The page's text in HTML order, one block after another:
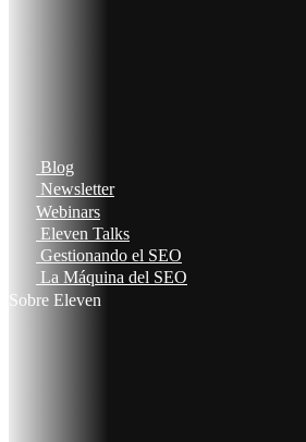
Blog
Newsletter
Webinars
Eleven Talks
Gestionando el SEO
La Máquina del SEO
Sobre Eleven